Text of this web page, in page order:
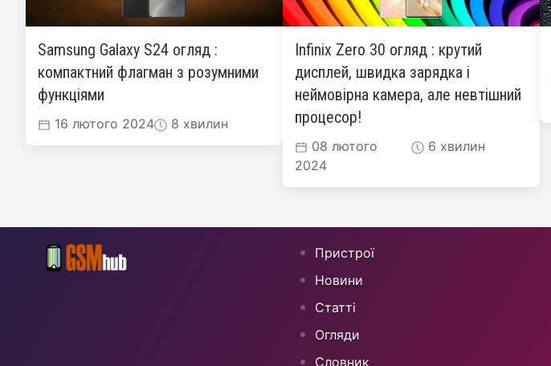
Samsung Galaxy S24 огляд :
компактний флагман з розумними
функціями
16 лютого 2024 8 хвилин
Infinix Zero 30 огляд : крутий
дисплей, швидка зарядка і
неймовірна камера, але невтішний
процесор!
08 лютого
2024
6 хвилин
Пристрої
Новини
Статті
Огляди
Cловник